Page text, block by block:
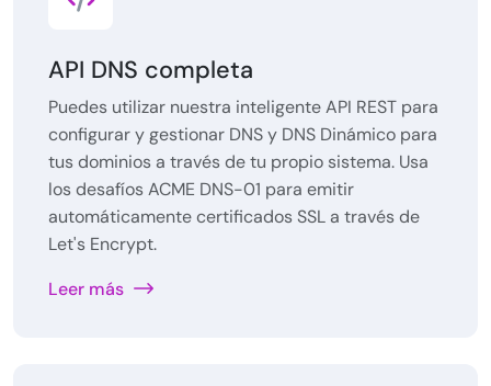
API DNS completa
Puedes utilizar nuestra inteligente API REST para
configurar y gestionar DNS y DNS Dinámico para
tus dominios a través de tu propio sistema. Usa
los desafíos ACME DNS-01 para emitir
automáticamente certificados SSL a través de
Let's Encrypt.
Leer más